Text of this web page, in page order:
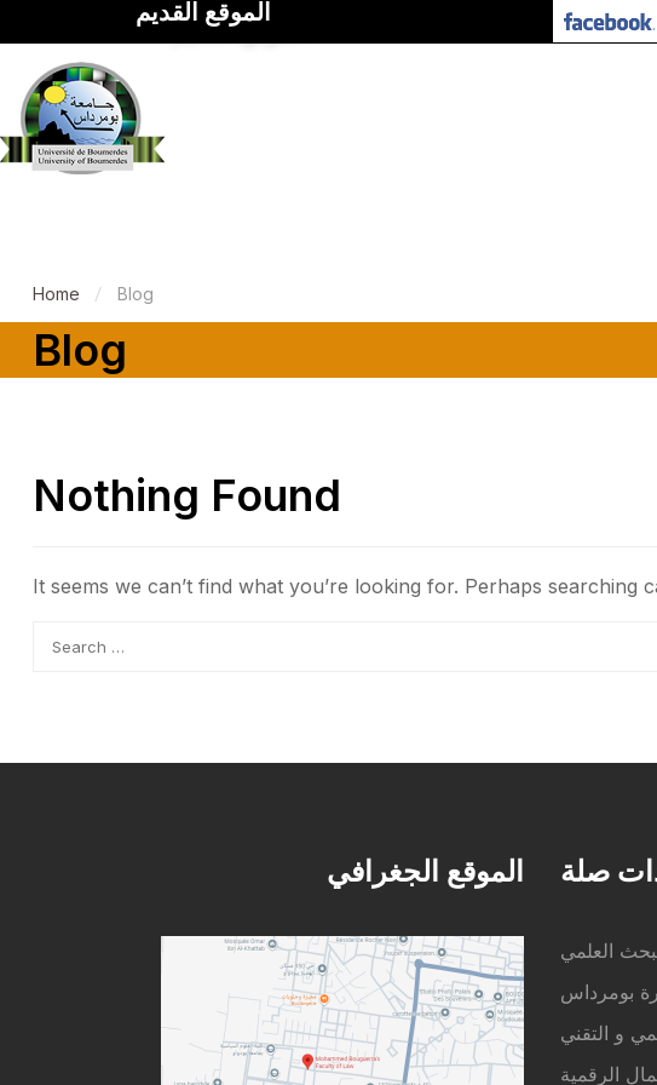
الموقع القديم
Home Blog
Blog
Nothing Found
It seems we can’t find what you’re looking for. Perhaps searching
الموقع الجغرافي صلة
العلمي
بومرداس
و التقني
الرقمية